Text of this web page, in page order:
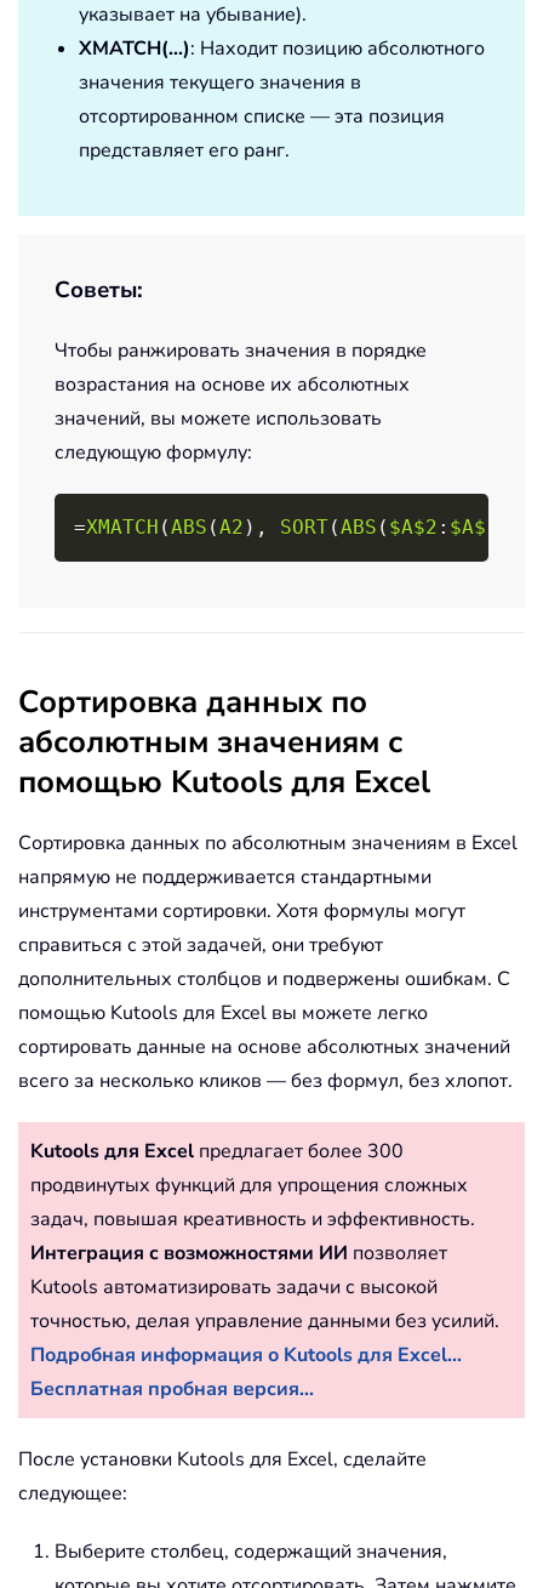
указывает на убывание).
XMATCH(...): Находит позицию абсолютного
значения текущего значения в
отсортированном списке — эта позиция
представляет его ранг.
Советы:
Чтобы ранжировать значения в порядке
возрастания на основе их абсолютных
значений, вы можете использовать
следующую формулу:
=XMATCH (ABS (A2 ) , SORT(ABS ( $A$2 : $A$13
Copy
Сортировка данных по
абсолютным значениям с
помощью Kutools для Excel
Сортировка данных по абсолютным значениям в Excel
напрямую не поддерживается стандартными
инструментами сортировки. Хотя формулы могут
справиться с этой задачей, они требуют
дополнительных столбцов и подвержены ошибкам. С
помощью Kutools для Excel вы можете легко
сортировать данные на основе абсолютных значений
всего за несколько кликов — без формул, без хлопот.
Kutools для Excel предлагает более 300
продвинутых функций для упрощения сложных
задач, повышая креативность и эффективность.
Интеграция с возможностями ИИ позволяет
Kutools автоматизировать задачи с высокой
точностью, делая управление данными без усилий.
Подробная информация о Kutools для Excel...
Бесплатная пробная версия...
После установки Kutools для Excel, сделайте
следующее:
Выберите столбец, содержащий значения,